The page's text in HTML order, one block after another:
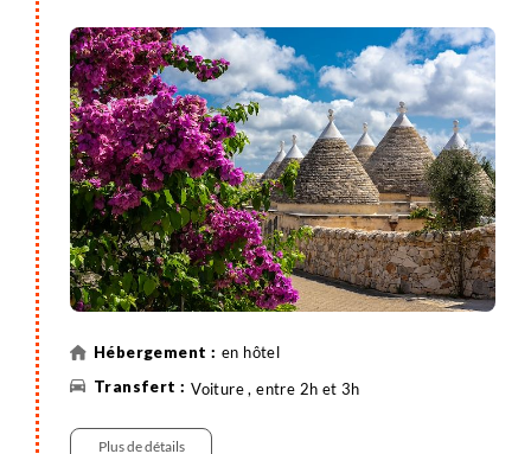
en hôtel
Voiture , entre 2h et 3h
Plus de détails